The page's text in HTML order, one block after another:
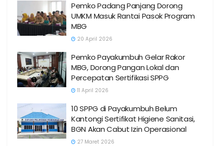
Pemko Padang Panjang Dorong
UMKM Masuk Rantai Pasok Program
MBG
20 April 2026
Pemko Payakumbuh Gelar Rakor
MBG, Dorong Pangan Lokal dan
Percepatan Sertifikasi SPPG
11 April 2026
10 SPPG di Payakumbuh Belum
Kantongi Sertifikat Higiene Sanitasi,
BGN Akan Cabut Izin Operasional
27 Maret 2026